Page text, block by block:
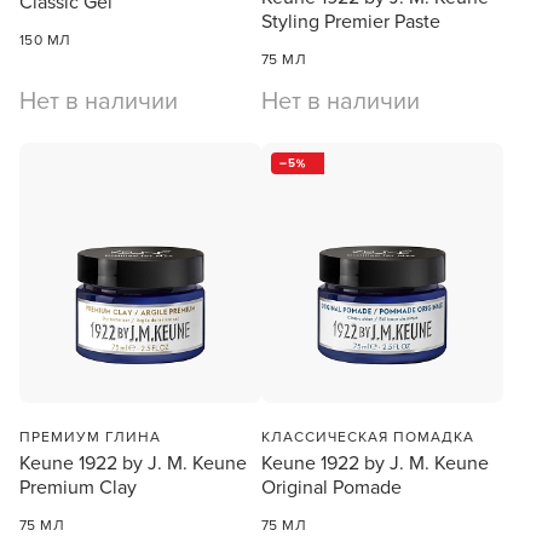
150 МЛ
Нет в наличии
Styling Premier Paste
75 МЛ
Нет в наличии
ПРЕМИУМ ГЛИНА
Keune 1922 by J. M. Keune
Premium Clay
75 МЛ
5
КЛАССИЧЕСКАЯ ПОМАДКА
Keune 1922 by J. M. Keune
Original Pomade
75 МЛ